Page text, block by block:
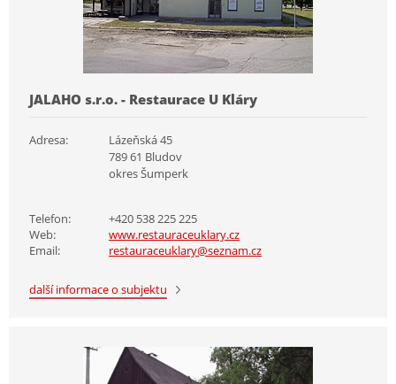
JALAHO s.r.o. - Restaurace U Kláry
Adresa:
Lázeňská 45
789 61 Bludov
okres Šumperk
Telefon:
+420 538 225 225
Web:
www.restauraceuklary.cz
Email:
restauraceuklary@seznam.cz
další informace o subjektu